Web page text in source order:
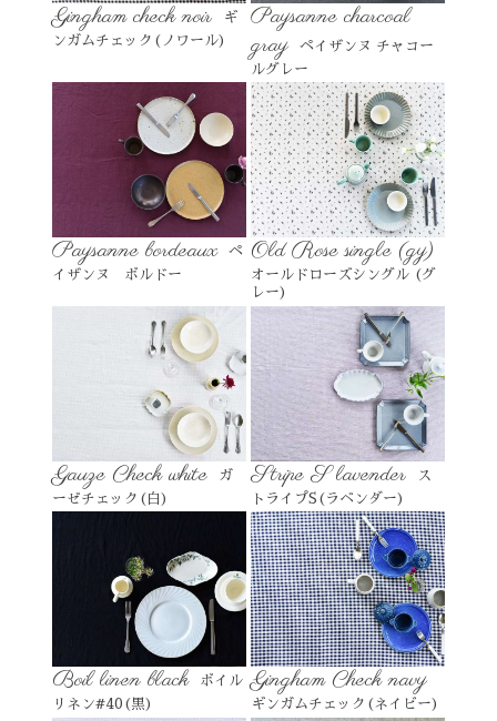
Gingham check noir
ギ
ンガムチェック(ノワール)
Paysanne charcoal
gray
ペイザンヌ チャコー
ルグレー
Paysanne bordeaux
ペ
イザンヌ ボルドー
Old Rose single (gy)
オールドローズシングル (グ
レー)
Gauze Check white
ガ
ーゼチェック(白)
Stripe S lavender
ス
トライプS(ラベンダー)
Boil linen black
ボイル
リネン#40(黒)
Gingham Check navy
ギンガムチェック(ネイビー)